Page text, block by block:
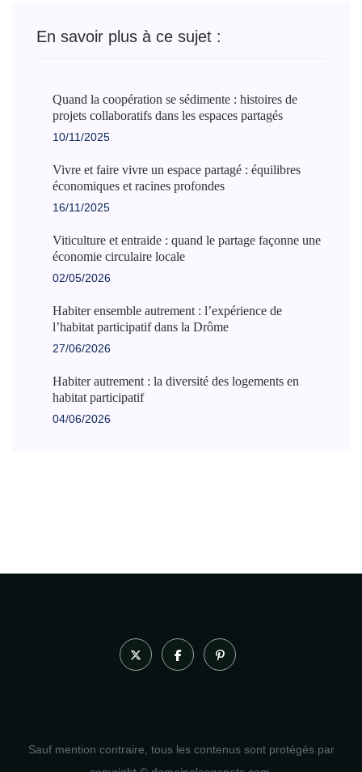
En savoir plus à ce sujet :
Quand la coopération se sédimente : histoires de
projets collaboratifs dans les espaces partagés
10/11/2025
Vivre et faire vivre un espace partagé : équilibres
économiques et racines profondes
16/11/2025
Viticulture et entraide : quand le partage façonne une
économie circulaire locale
02/05/2026
Habiter ensemble autrement : l’expérience de
l’habitat participatif dans la Drôme
27/06/2026
Habiter autrement : la diversité des logements en
habitat participatif
04/06/2026
Sauf mention contraire, tous les contenus sont protégés par